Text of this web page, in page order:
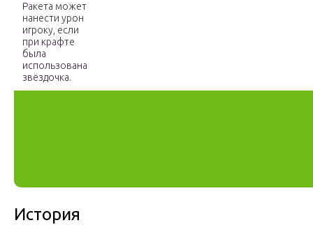
Ракета может
нанести урон
игроку, если
при крафте
была
использована
звёздочка.
История